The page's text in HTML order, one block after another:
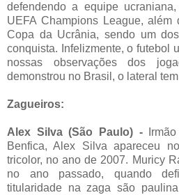
defendendo a equipe
UEFA Champions League,
Copa da Ucrânia, sendo um
conquista. Infelizmente, o futebol
nossas observações dos
demonstrou no Brasil, o lateral
Zagueiros:
Alex Silva (São Paulo) -Irmão
Benfica, Alex Silva apareceu
tricolor, no ano de 2007. Muricy
no ano passado, quando
titularidade na zaga são